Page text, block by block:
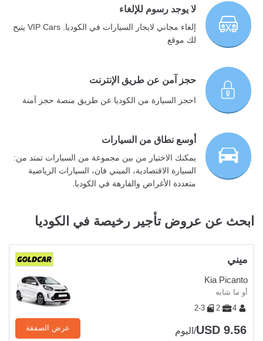
لا يوجد رسوم للإلغاء
إلغاء مجاني لايجار السيارات في الكوديا. VIP Cars يتيح
لك موقع
حجز آمن عن طريق الإنترنت
احجز السيارة من الكوديا عن طريق منصة حجز آمنة
أوسع نطاق من السيارات
يمكنك الاختيار من بين مجموعة من السيارات تمتد من:
السيارة الاقتصادية، الميني فان، السيارات الرياضية
متعددة الأغراض والفارهة في الكوديا.
ابحث عن عروض تأجير رخيصة في الكوديا
ميني
Kia Picanto
أو ما شابه
4
2
2-3
USD 9.56/اليوم عرض الصفقة